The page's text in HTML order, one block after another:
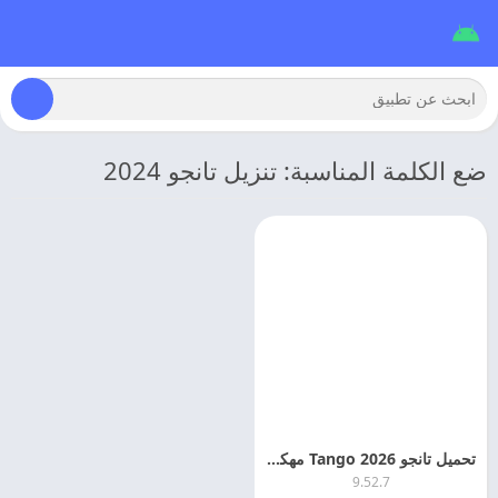
ضع الكلمة المناسبة: تنزيل تانجو 2024
تحميل تانجو 2026 Tango مهكر اخر اصدار مجانا
9.52.7